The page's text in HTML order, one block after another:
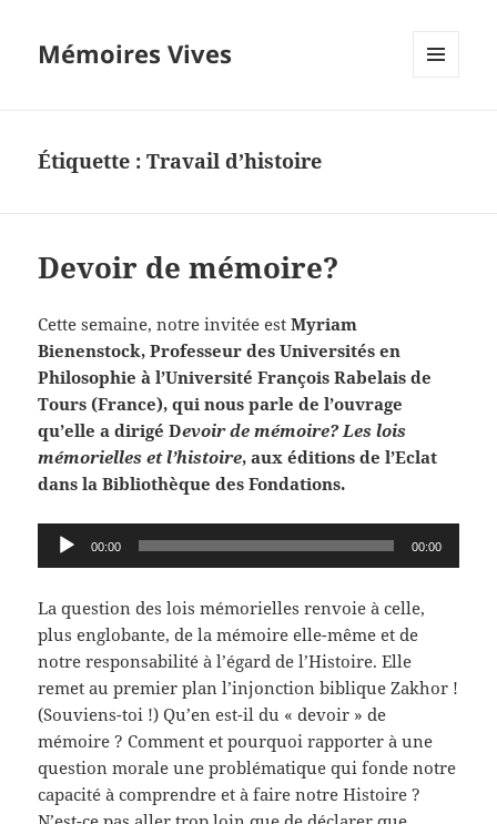
Mémoires Vives
Étiquette :Travail d’histoire
Devoir de mémoire?
Cette semaine, notre invitée estMyriam
Bienenstock, Professeur des Universités en
Philosophie à l’Université François Rabelais de
Tours (France), qui nous parle de l’ouvrage
qu’elle a dirigé Devoir de mémoire? Les lois
mémorielles et l’histoire, aux éditions de l’Eclat
dans la Bibliothèque des Fondations.
Lecteur
audio
00:00 00:00
La question des lois mémorielles renvoie à celle,
plus englobante, de la mémoire elle-même et de
notre responsabilité à l’égard de l’Histoire. Elle
remet au premier plan l’injonction biblique Zakhor !
(Souviens-toi !) Qu’en est-il du « devoir » de
mémoire ? Comment et pourquoi rapporter à une
question morale une problématique qui fonde notre
capacité à comprendre et à faire notre Histoire ?